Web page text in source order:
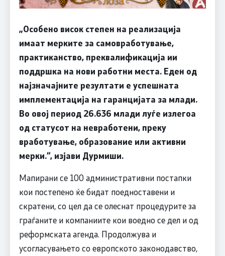
„Особено висок степен на реализација
имаат мерките за самовработување,
практиканство, преквалификација ии
поддршка на нови работни места. Еден од
најзначајните резултати е успешната
имплементација на гаранцијата за млади.
Во овој период 26.636 млади луѓе излегоа
од статусот на невработени, преку
вработување, образование или активни
мерки.“, изјави Дурмиши.
Мапирани се 100 административни постапки
кои постепено ќе бидат поедноставени и
скратени, со цел да се олеснат процедурите за
граѓаните и компаниите кои воедно се дел и од
реформската агенда. Продолжува и
усогласувањето со европското законодавство,